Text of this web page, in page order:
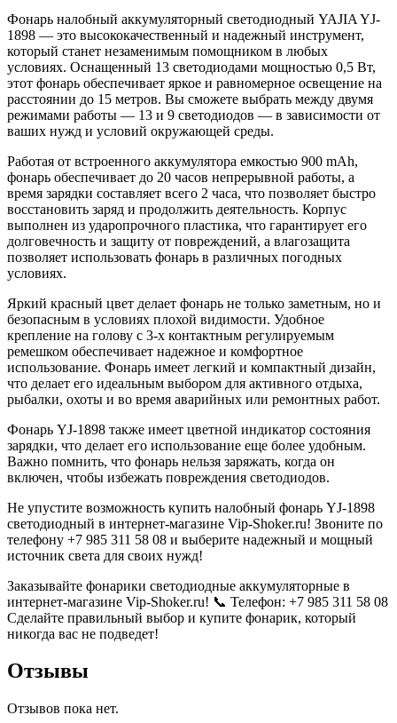
Фонарь налобный аккумуляторный светодиодный YAJIA YJ-
1898 — это высококачественный и надежный инструмент,
который станет незаменимым помощником в любых
условиях. Оснащенный 13 светодиодами мощностью 0,5 Вт,
этот фонарь обеспечивает яркое и равномерное освещение на
расстоянии до 15 метров. Вы сможете выбрать между двумя
режимами работы — 13 и 9 светодиодов — в зависимости от
ваших нужд и условий окружающей среды.
Работая от встроенного аккумулятора емкостью 900 mAh,
фонарь обеспечивает до 20 часов непрерывной работы, а
время зарядки составляет всего 2 часа, что позволяет быстро
восстановить заряд и продолжить деятельность. Корпус
выполнен из ударопрочного пластика, что гарантирует его
долговечность и защиту от повреждений, а влагозащита
позволяет использовать фонарь в различных погодных
условиях.
Яркий красный цвет делает фонарь не только заметным, но и
безопасным в условиях плохой видимости. Удобное
крепление на голову с 3-х контактным регулируемым
ремешком обеспечивает надежное и комфортное
использование. Фонарь имеет легкий и компактный дизайн,
что делает его идеальным выбором для активного отдыха,
рыбалки, охоты и во время аварийных или ремонтных работ.
Фонарь YJ-1898 также имеет цветной индикатор состояния
зарядки, что делает его использование еще более удобным.
Важно помнить, что фонарь нельзя заряжать, когда он
включен, чтобы избежать повреждения светодиодов.
Не упустите возможность купить налобный фонарь YJ-1898
светодиодный в интернет-магазине Vip-Shoker.ru! Звоните по
телефону +7 985 311 58 08 и выберите надежный и мощный
источник света для своих нужд!
Заказывайте фонарики светодиодные аккумуляторные в
интернет-магазине Vip-Shoker.ru! 📞 Телефон: +7 985 311 58 08
Сделайте правильный выбор и купите фонарик, который
никогда вас не подведет!
Отзывы
Отзывов пока нет.